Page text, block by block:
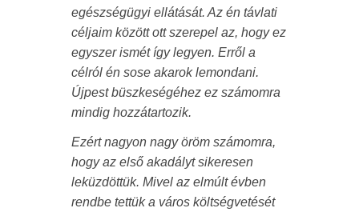
egészségügyi ellátását. Az én távlati
céljaim között ott szerepel az, hogy ez
egyszer ismét így legyen. Erről a
célról én sose akarok lemondani.
Újpest büszkeségéhez ez számomra
mindig hozzátartozik.
Ezért nagyon nagy öröm számomra,
hogy az első akadályt sikeresen
leküzdöttük. Mivel az elmúlt évben
rendbe tettük a város költségvetését